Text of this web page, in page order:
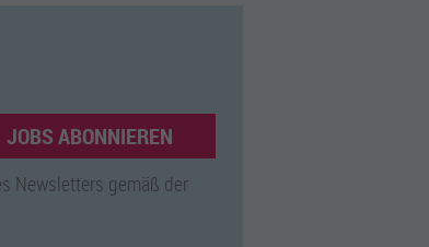
JOBS ABONNIEREN
Newsletters gemäß der